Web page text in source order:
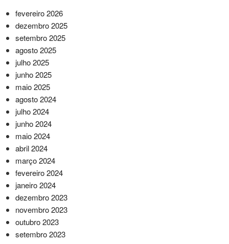
fevereiro 2026
dezembro 2025
setembro 2025
agosto 2025
julho 2025
junho 2025
maio 2025
agosto 2024
julho 2024
junho 2024
maio 2024
abril 2024
março 2024
fevereiro 2024
janeiro 2024
dezembro 2023
novembro 2023
outubro 2023
setembro 2023